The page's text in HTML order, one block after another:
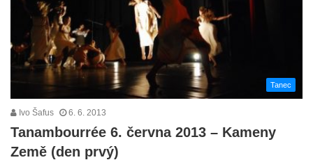
Tanec
Ivo Šafus 6. 6. 2013
Tanambourrée 6. června 2013 – Kameny
Země (den prvý)